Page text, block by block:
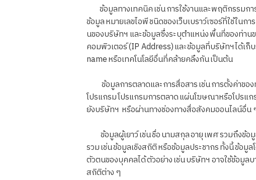
ข้อมูลทางเทคนิค เช่น การใช้งานและพฤติกรรมก
ข้อมูล หมายเลขไอพี ชนิดของเว็บเบราว์เซอร์ที่ใช้ในก
นของบริษัทฯ และข้อมูลซึ่งระบุตำแหน่ง พื้นที่ของท่าน
คอมพิวเตอร์ (IP Address) และข้อมูลที่บริษัทฯ ได้เ
name หรือเทคโนโลยีอื่นที่คล้ายคลึงกัน เป็นต้น
ข้อมูลการตลาดและการสื่อสาร เช่น การตั้งค่าขอ
โปรแกรม โปรแกรมการตลาด แผ่นโฆษณาหรือโปรแ
ยังบริษัทฯ หรือผ่านทางช่องทางสื่อสังคมออนไลน์อื่น
ข้อมูลผู้เยาว์ เช่น ชื่อ นามสกุล อายุ เพศ รวมถึงข้อ
รวม เช่น ข้อมูลเชิงสถิติ หรือข้อมูลประชากร ทั้งนี้ ข้อ
ตัวตนของบุคคลได้ ตัวอย่าง เช่น บริษัทฯ อาจใช้ข้อมู
สถิติต่าง ๆ